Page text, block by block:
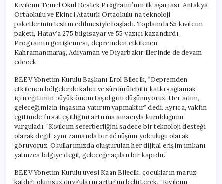
Kıvılcım Temel Okul Destek Programı’nın ilk aşaması, Antakya
Ortaokulu ve Ekinci Atatürk Ortaokulu’na teknoloji
paketlerinin teslim edilmesiyle başladı. Toplamda 55 kıvılcım
paketi, Hatay’a 275 bilgisayar ve 55 yazıcı kazandırdı.
Programın genişlemesi, depremden etkilenen
Kahramanmaraş, Adıyaman ve Diyarbakır illerinde de devam
edecek.
BEEV Yönetim Kurulu Başkanı Erol Bilecik, “Depremden
etkilenen bölgelerde kalıcı ve sürdürülebilir katkı sağlamak
için eğitimin büyük önem taşıdığını düşünüyoruz. Her adım,
geleceğimizin inşasına yatırım yapmaktır” dedi. Ayrıca, vakfın
eğitimde fırsat eşitliğini artırma amacıyla kurulduğunu
vurguladı: “Kıvılcım seferberliğini sadece bir teknoloji desteği
olarak değil, aynı zamanda bir dönüşüm yolculuğu olarak
görüyoruz. Okullarımızda oluşturulan her dijital erişim imkanı,
yalnızca bilgiye değil, geleceğe açılan bir kapıdır.”
BEEV Yönetim Kurulu üyesi Kaan Bilecik, çocukların maruz
kaldığı olumsuz duyguların arttığını belirterek, “Kıvılcım